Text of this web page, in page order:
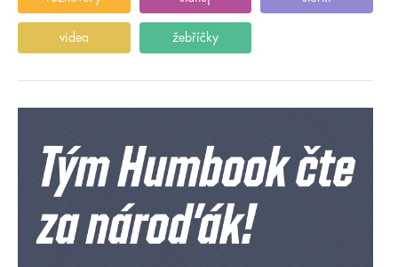
videa žebříčky